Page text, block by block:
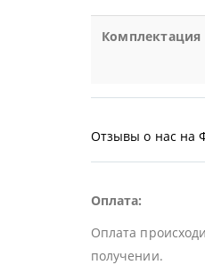
Комплектация
Отзывы о нас на
Оплата:
Оплата
получении.